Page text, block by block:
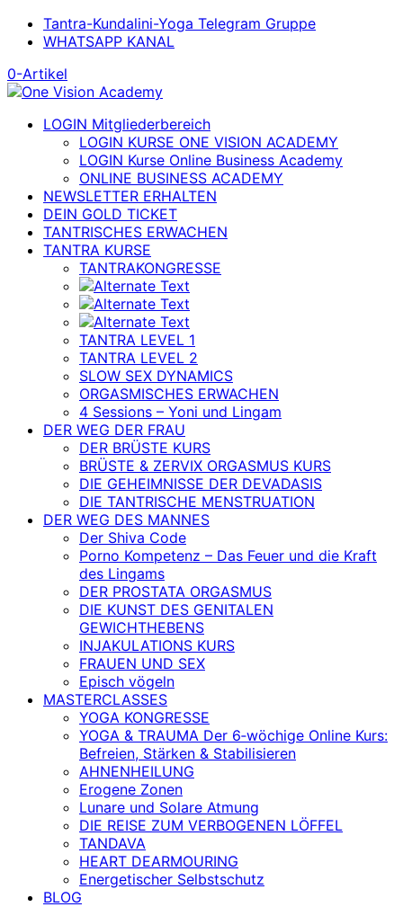
Tantra-Kundalini-Yoga Telegram Gruppe
WHATSAPP KANAL
0-Artikel
LOGIN Mitgliederbereich
LOGIN KURSE ONE VISION ACADEMY
LOGIN Kurse Online Business Academy
ONLINE BUSINESS ACADEMY
NEWSLETTER ERHALTEN
DEIN GOLD TICKET
TANTRISCHES ERWACHEN
TANTRA KURSE
TANTRAKONGRESSE
TANTRA LEVEL 1
TANTRA LEVEL 2
SLOW SEX DYNAMICS
ORGASMISCHES ERWACHEN
4 Sessions – Yoni und Lingam
DER WEG DER FRAU
DER BRÜSTE KURS
BRÜSTE & ZERVIX ORGASMUS KURS
DIE GEHEIMNISSE DER DEVADASIS
DIE TANTRISCHE MENSTRUATION
DER WEG DES MANNES
Der Shiva Code
Porno Kompetenz – Das Feuer und die Kraft
des Lingams
DER PROSTATA ORGASMUS
DIE KUNST DES GENITALEN
GEWICHTHEBENS
INJAKULATIONS KURS
FRAUEN UND SEX
Episch vögeln
MASTERCLASSES
YOGA KONGRESSE
YOGA & TRAUMA Der 6‑wöchige Online Kurs:
Befreien, Stärken & Stabilisieren
AHNENHEILUNG
Erogene Zonen
Lunare und Solare Atmung
DIE REISE ZUM VERBOGENEN LÖFFEL
TANDAVA
HEART DEARMOURING
Energetischer Selbstschutz
BLOG